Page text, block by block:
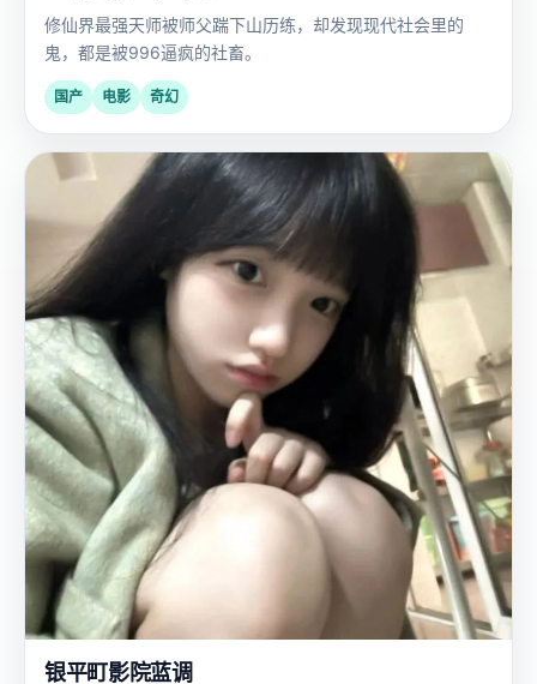
修仙界最强天师被师父踹下山历练，却发现现代社会里的
鬼，都是被996逼疯的社畜。
国产 电影
奇幻
2022
日
银平町影院蓝调